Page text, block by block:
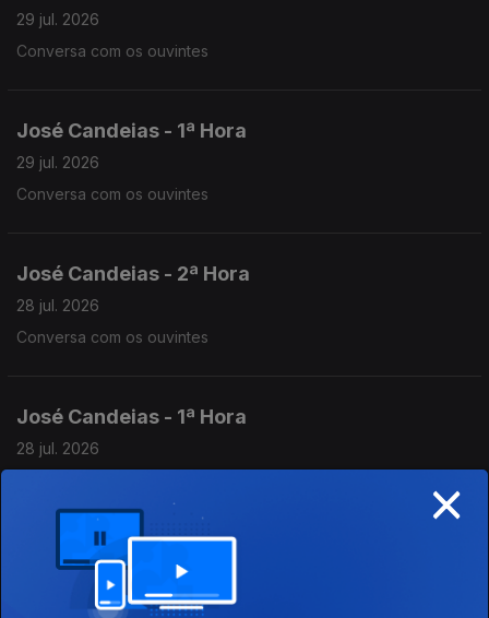
29 jul. 2026
Conversa com os ouvintes
José Candeias - 1ª Hora
29 jul. 2026
Conversa com os ouvintes
José Candeias - 2ª Hora
28 jul. 2026
Conversa com os ouvintes
José Candeias - 1ª Hora
28 jul. 2026
José Candeias - 2ª Hora
×